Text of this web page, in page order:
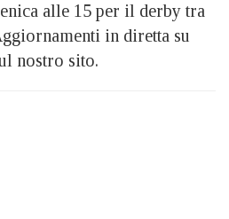
alle 15 per il derby tra
in diretta su
nostro sito.